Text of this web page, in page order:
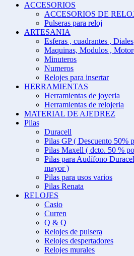
ACCESORIOS
ACCESORIOS DE
Pulseras para reloj
ARTESANIA
Esferas , cuadrantes , Diales
Maquinas, Modulos ,
Minuteros
Numeros
Relojes para insertar
HERRAMIENTAS
Herramientas de joyeria
Herramientas de relojeria
MATERIAL DE AJEDREZ
Pilas
Duracell
Pilas GP ( Descuento 50%
Pilas Maxell ( dcto. 50 %
Pilas para Audífono
mayor )
Pilas para usos varios
Pilas Renata
RELOJES
Casio
Curren
Q & Q
Relojes de pulsera
Relojes despertadores
Relojes murales